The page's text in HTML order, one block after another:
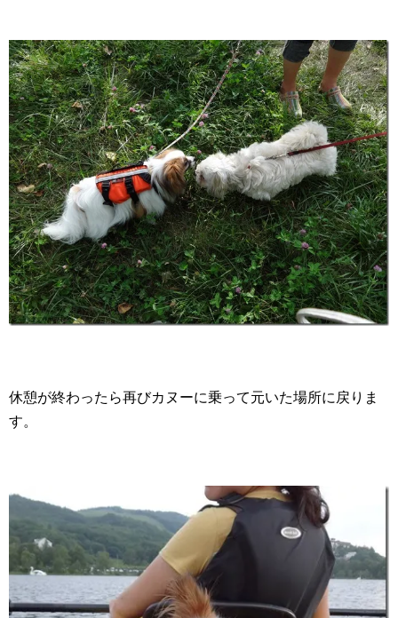
休憩が終わったら再びカヌーに乗って元いた場所に戻りま
す。